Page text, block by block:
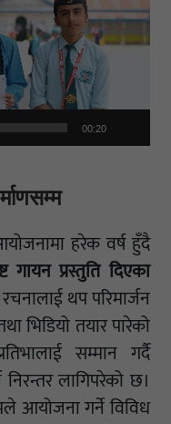
00:20
हरेक वर्ष हुँदै
गायन प्रस्तुति दिएका
थप परिमार्जन
भिडियो तयार पारेको
सम्मान गर्दै
लागिपरेको छ।
आयोजना गर्ने विविध